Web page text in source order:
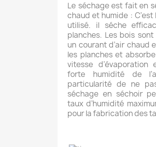
Le séchage est fait en
chaud et humide :
utilisé. il séche
planches. Les bois
un courant d’air chaud
les planches et
vitesse
forte humidité de
particularité de ne
séchage en séchoir
taux d’humidité
pour la fabrication des